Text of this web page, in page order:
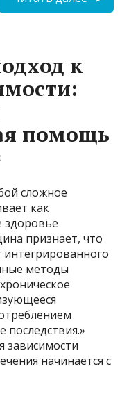
к
помощь
сложное
как
здоровье
признает, что
методы
последствия.»
зависимости
начинается с